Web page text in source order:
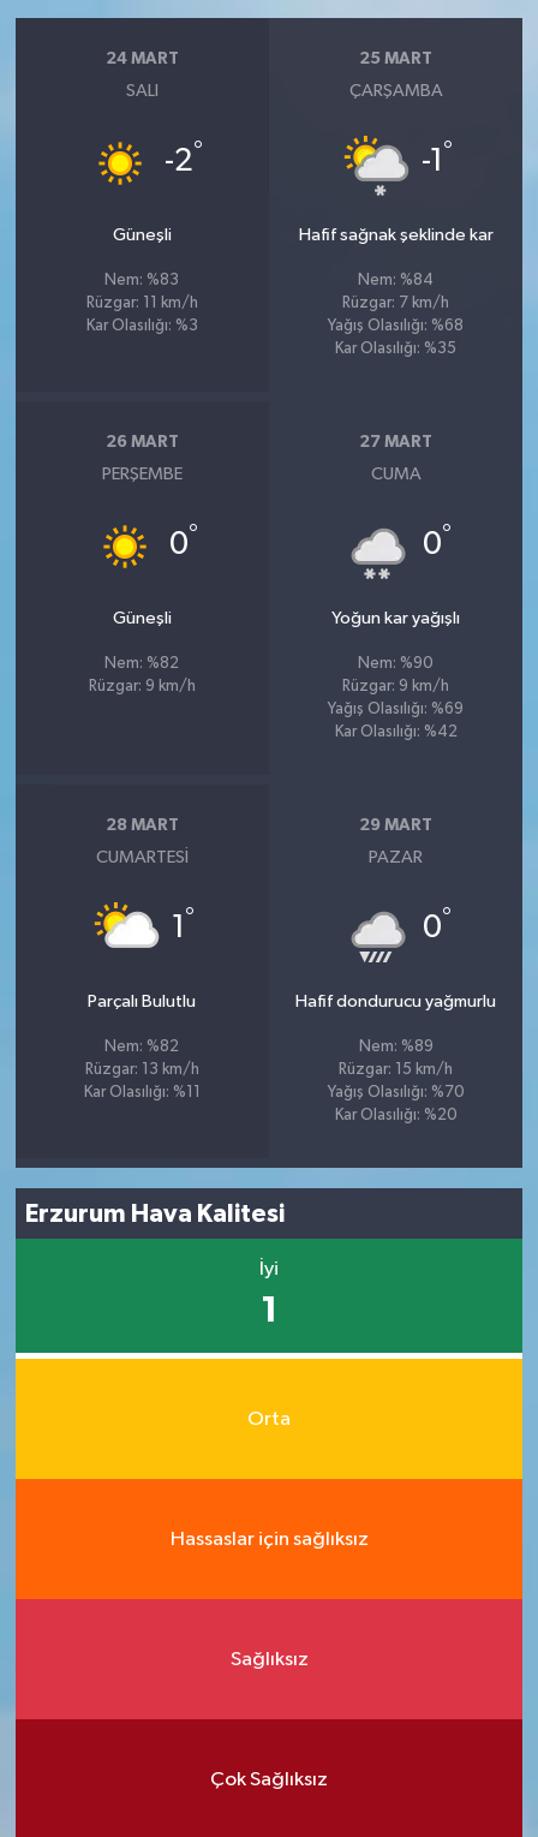
24 MART
SALI
-2°
Güneşli
Nem: %83
Rüzgar: 11 km/h
Kar Olasılığı: %3
25 MART
ÇARŞAMBA
-1 °
Hafif sağnak şeklinde kar
Nem: %84
Rüzgar: 7 km/h
Yağış Olasılığı: %68
Kar Olasılığı: %35
26 MART
PERŞEMBE
0°
Güneşli
Nem: %82
Rüzgar: 9 km/h
27 MART
CUMA
0°
Yoğun kar yağışlı
Nem: %90
Rüzgar: 9 km/h
Yağış Olasılığı: %69
Kar Olasılığı: %42
28 MART
CUMARTESI
1 °
Parçalı Bulutlu
Nem: %82
Rüzgar: 13 km/h
Kar Olasılığı: %11
29 MART
PAZAR
0°
Hafif dondurucu yağmurlu
Nem: %89
Rüzgar: 15 km/h
Yağış Olasılığı: %70
Kar Olasılığı: %20
Erzurum Hava Kalitesi
İyi
1
Orta
Hassaslar için sağlıksız
Sağlıksız
Çok Sağlıksız